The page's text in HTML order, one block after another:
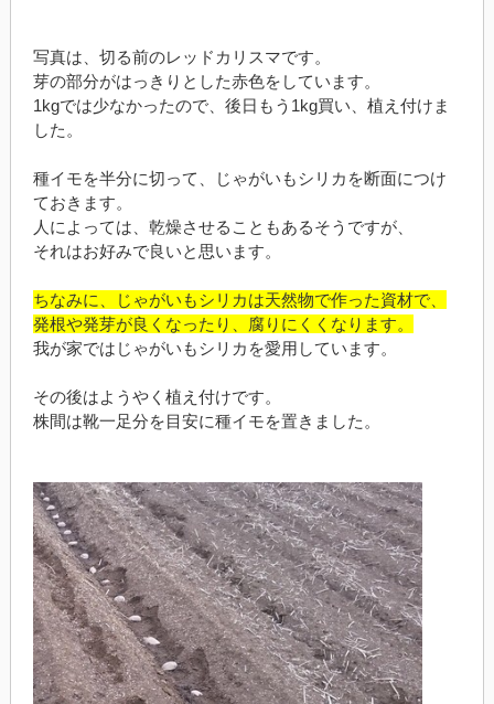
写真は、切る前のレッドカリスマです。
芽の部分がはっきりとした赤色をしています。
1kgでは少なかったので、後日もう1kg買い、植え付けま
した。
種イモを半分に切って、じゃがいもシリカを断面につけ
ておきます。
人によっては、乾燥させることもあるそうですが、
それはお好みで良いと思います。
ちなみに、じゃがいもシリカは天然物で作った資材で、
発根や発芽が良くなったり、腐りにくくなります。
我が家ではじゃがいもシリカを愛用しています。
その後はようやく植え付けです。
株間は靴一足分を目安に種イモを置きました。